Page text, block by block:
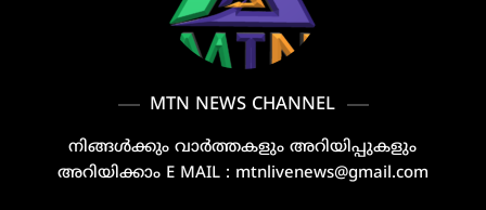
MTN NEWS CHANNEL
നിങ്ങൾക്കും വാർത്തകളും അറിയിപ്പുകളും
അറിയിക്കാം E MAIL : mtnlivenews@gmail.com